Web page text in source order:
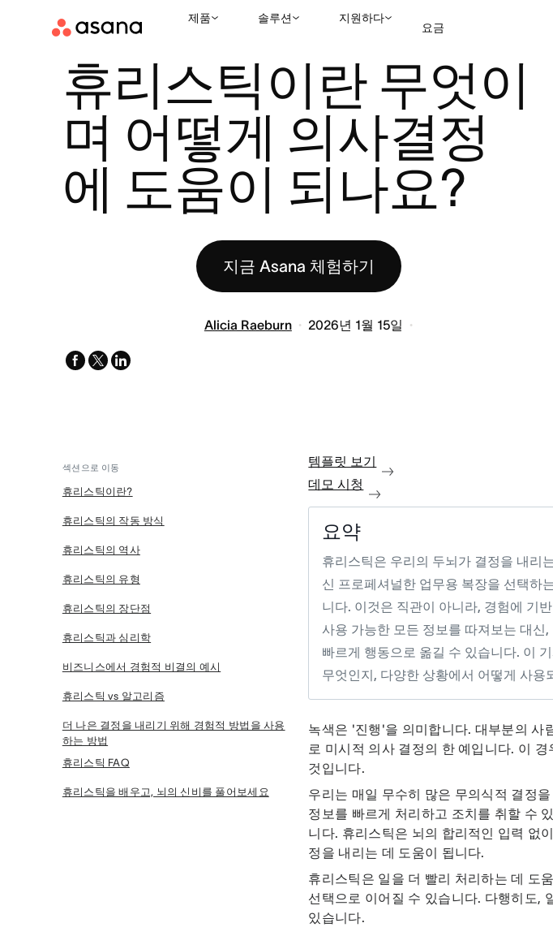
제품 솔루션 지원하다
요금
휴리스틱이란 무엇이
며 어떻게 의사결정
에 도움이 되나요?
지금 Asana 체험하기
Alicia Raeburn 2026년 1월 15일
facebook
x-
linkedin
섹션으로 이동
휴리스틱이란?
휴리스틱의 작동 방식
휴리스틱의 역사
휴리스틱의 유형
휴리스틱의 장단점
휴리스틱과 심리학
비즈니스에서 경험적 비결의 예시
휴리스틱 vs 알고리즘
더 나은 결정을 내리기 위해 경험적 방법을 사용
하는 방법
휴리스틱 FAQ
휴리스틱을 배우고, 뇌의 신비를 풀어보세요
템플릿 보기
데모 시청
요약
휴리스틱은 우리의 두뇌가 결정을 내리
신 프로페셔널한 업무용 복장을 선택하
니다. 이것은 직관이 아니라, 경험에 기
사용 가능한 모든 정보를 따져보는 대신
빠르게 행동으로 옮길 수 있습니다. 이
무엇인지, 다양한 상황에서 어떻게 사용
녹색은 '진행'을 의미합니다. 대부분의 사
로 미시적 의사 결정의 한 예입니다. 이
것입니다.
우리는 매일 무수히 많은 무의식적 결정
정보를 빠르게 처리하고 조치를 취할 수
니다. 휴리스틱은 뇌의 합리적인 입력 없
정을 내리는 데 도움이 됩니다.
휴리스틱은 일을 더 빨리 처리하는 데 도
선택으로 이어질 수 있습니다. 다행히도,
있습니다.